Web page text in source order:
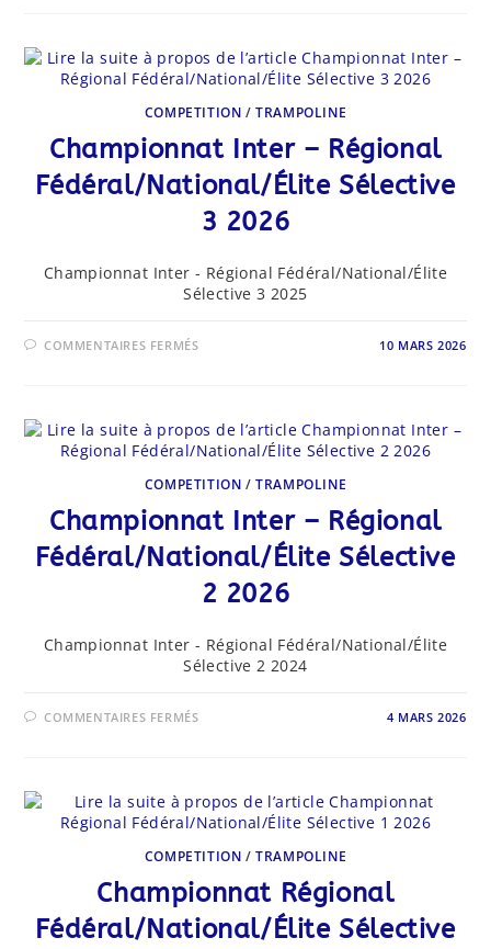
ÉLITE
SÉLECTIVE
4
COMPETITION /TRAMPOLINE
Championnat Inter – Régional
Fédéral/National/Élite Sélective
3 2026
Championnat Inter - Régional Fédéral/National/Élite
Sélective 3 2025
COMMENTAIRES FERMÉSSUR
ÉLITE
SÉLECTIVE
3
10 MARS 2026
COMPETITION /TRAMPOLINE
Championnat Inter – Régional
Fédéral/National/Élite Sélective
2 2026
Championnat Inter - Régional Fédéral/National/Élite
Sélective 2 2024
COMMENTAIRES FERMÉSSUR
ÉLITE
SÉLECTIVE
2
4 MARS 2026
COMPETITION /TRAMPOLINE
Championnat Régional
Fédéral/National/Élite Sélective